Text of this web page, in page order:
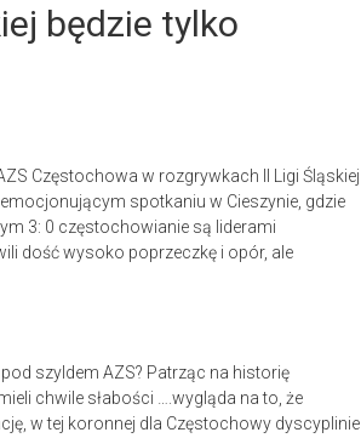
będzie tylko
Częstochowa w rozgrywkach II Ligi Śląskiej
spotkaniu w Cieszynie, gdzie
3: 0 częstochowianie są liderami
dość wysoko poprzeczkę i opór, ale
szyldem AZS? Patrząc na historię
chwile słabości ….wygląda na to, że
w tej koronnej dla Częstochowy dyscyplinie